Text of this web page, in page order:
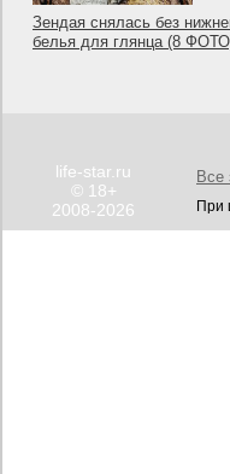
Зендая снялась без
белья для глянца (8
life-star.ru
© 18+
2008-2026
Все
При